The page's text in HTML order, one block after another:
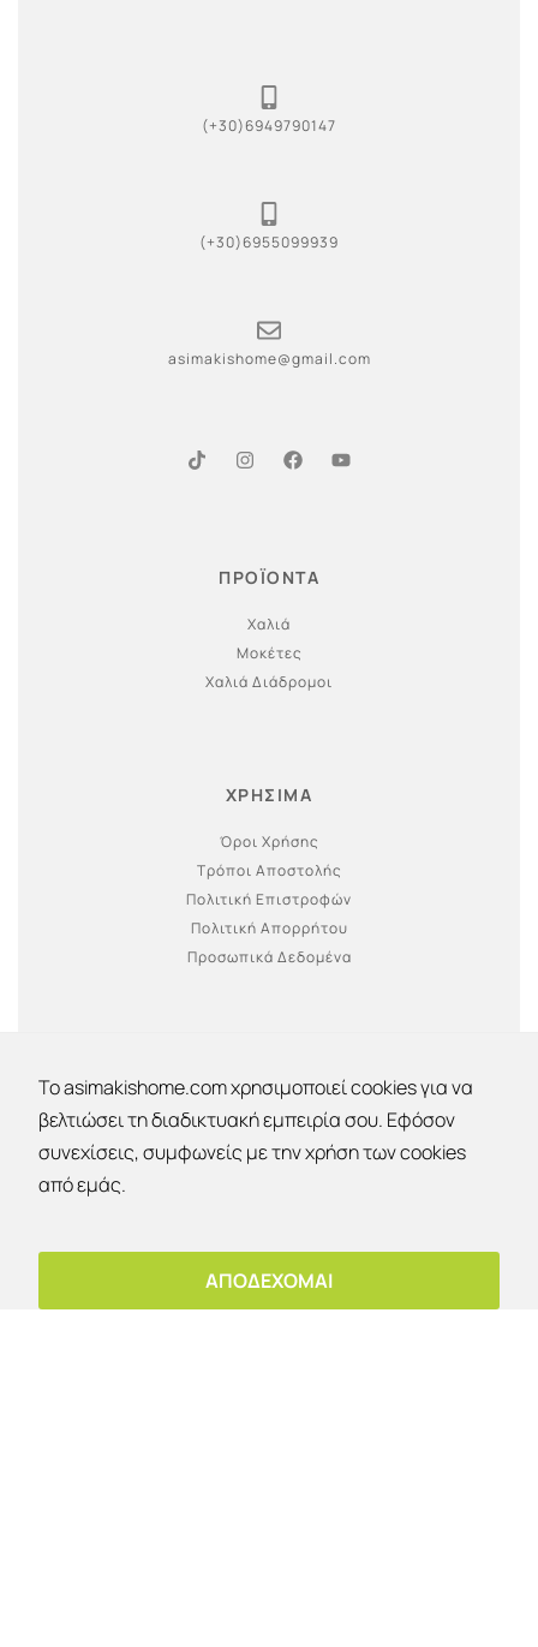
(+30)6949790147
(+30)6955099939
asimakishome@gmail.com
ΠΡΟΪΟΝΤΑ
Χαλιά
Μοκέτες
Χαλιά Διάδρομοι
ΧΡΗΣΙΜΑ
Όροι Χρήσης
Τρόποι Αποστολής
Πολιτική Επιστροφών
Πολιτική Απορρήτου
Προσωπικά Δεδομένα
ΕΤΑΙΡΙΑ
To asimakishome.com χρησιμοποιεί cookies για να
βελτιώσει τη διαδικτυακή εμπειρία σου. Εφόσον
συνεχίσεις, συμφωνείς με την χρήση των cookies
από εμάς.
ΑΠΟΔΕΧΟΜΑΙ
OK